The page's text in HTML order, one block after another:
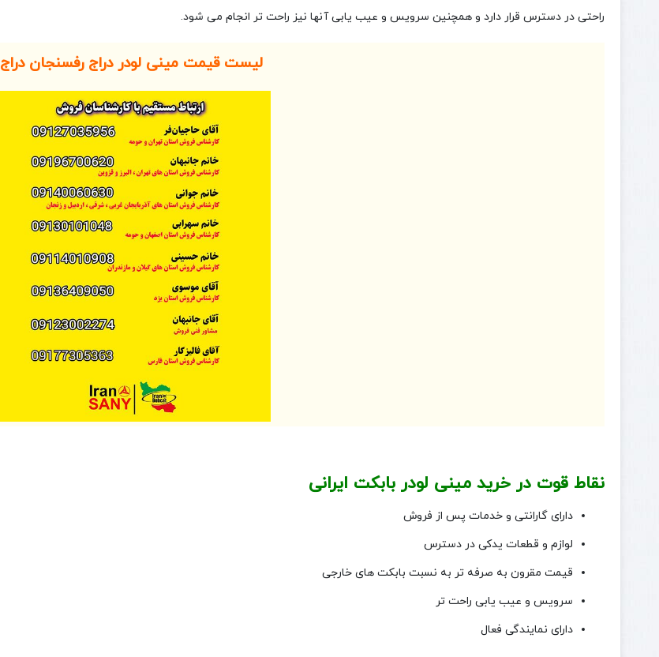
راحتی در دسترس قرار دارد و همچنین سرویس و عیب یابی آنها نیز راحت تر انجام می شود.
لیست قیمت مینی لودر دراج رفسنجان دراج
نقاط قوت در خرید مینی لودر بابکت ایرانی
دارای گارانتی و خدمات پس از فروش
لوازم و قطعات یدکی در دسترس
قیمت مقرون به صرفه تر به نسبت بابکت های خارجی
سرویس و عیب یابی راحت تر
دارای نمایندگی فعال